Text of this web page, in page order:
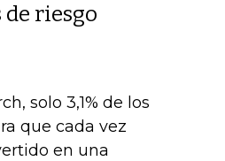
riesgo
solo 3,1% de los
que cada vez
en una